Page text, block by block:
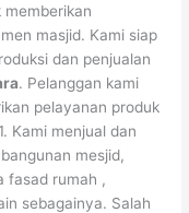
memberikan
masjid. Kami siap
dan penjualan
. Pelanggan kami
pelayanan produk
Kami menjual dan
mesjid,
fasad rumah ,
sebagainya. Salah